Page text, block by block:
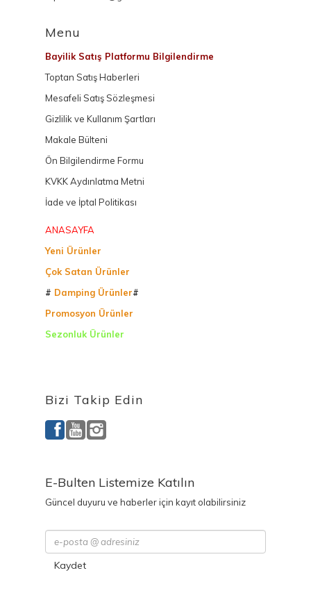
Menu
Bayilik Satış Platformu Bilgilendirme
Toptan Satış Haberleri
Mesafeli Satış Sözleşmesi
Gizlilik ve Kullanım Şartları
Makale Bülteni
Ön Bilgilendirme Formu
KVKK Aydınlatma Metni
İade ve İptal Politikası
ANASAYFA
Yeni Ürünler
Çok Satan Ürünler
# Damping Ürünler#
Promosyon Ürünler
Sezonluk Ürünler
Bizi Takip Edin
E-Bulten Listemize Katılın
Güncel duyuru ve haberler için kayıt olabilirsiniz
Kaydet